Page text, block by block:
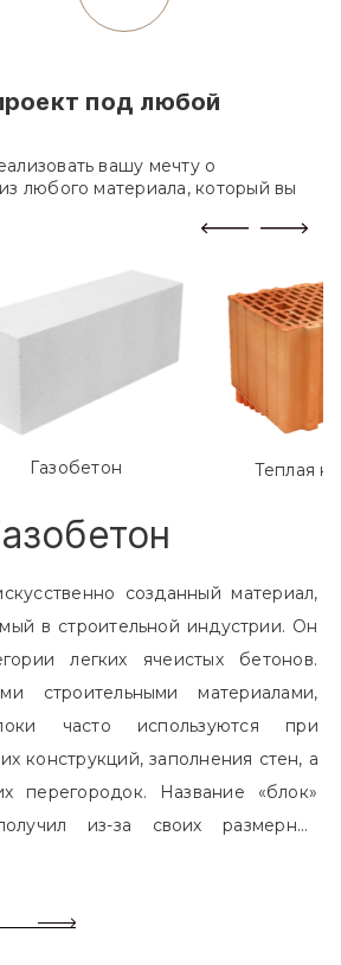
под любой
вашу мечту о
любого материала, который вы
Газобетон Теплая
созданный материал,
в строительной индустрии. Он
легких ячеистых бетонов.
строительными материалами,
конструкций, заполнения стен, а
перегородок. Название «блок»
из-за своих размерных
кирпич. Размер блоков различен